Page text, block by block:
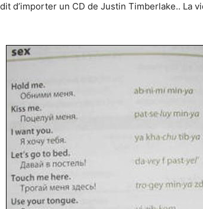
d’importer un CD de Justin Timberlake.. La